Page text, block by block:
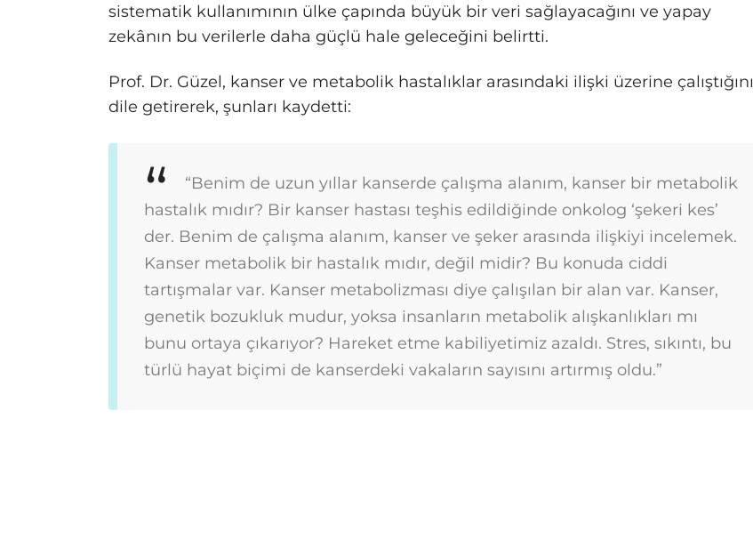
sistematik kullanımının ülke çapında büyük bir veri sağlayacağını ve yapay
zekânın bu verilerle daha güçlü hale geleceğini belirtti.
Prof. Dr. Güzel, kanser ve metabolik hastalıklar arasındaki ilişki üzerine çalıştığını
dile getirerek, şunları kaydetti:
“Benim de uzun yıllar kanserde çalışma alanım, kanser bir metabolik
hastalık mıdır? Bir kanser hastası teşhis edildiğinde onkolog ‘şekeri kes’
der. Benim de çalışma alanım, kanser ve şeker arasında ilişkiyi incelemek.
Kanser metabolik bir hastalık mıdır, değil midir? Bu konuda ciddi
tartışmalar var. Kanser metabolizması diye çalışılan bir alan var. Kanser,
genetik bozukluk mudur, yoksa insanların metabolik alışkanlıkları mı
bunu ortaya çıkarıyor? Hareket etme kabiliyetimiz azaldı. Stres, sıkıntı, bu
türlü hayat biçimi de kanserdeki vakaların sayısını artırmış oldu.”